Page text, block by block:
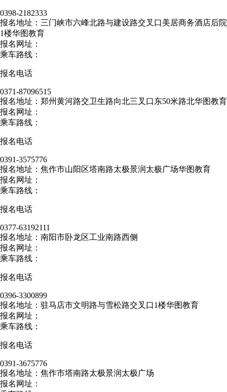
0398-2182333
报名地址：三门峡市六峰北路与建设路交叉口美居商务酒店后院
1楼华图教育
报名网址：
乘车路线：
报名电话
0371-87096515
报名地址：郑州黄河路交卫生路向北三叉口东50米路北华图教育
报名网址：
乘车路线：
报名电话
0391-3575776
报名地址：焦作市山阳区塔南路太极景润太极广场华图教育
报名网址：
乘车路线：
报名电话
0377-63192111
报名地址：南阳市卧龙区工业南路西侧
报名网址：
乘车路线：
报名电话
0396-3300899
报名地址：驻马店市文明路与雪松路交叉口1楼华图教育
报名网址：
乘车路线：
报名电话
0391-3675776
报名地址：焦作市塔南路太极景润太极广场
报名网址：